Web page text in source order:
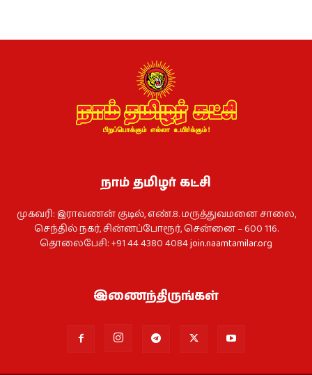
நாம் தமிழர் கட்சி
முகவரி: இராவணன் குடில், எண்.8. மருத்துவமனை சாலை,
செந்தில் நகர், சின்னப்போரூர், சென்னை – 600 116.
தொலைபேசி: +91 44 4380 4084join.naamtamilar.org
இணைந்திருங்கள்